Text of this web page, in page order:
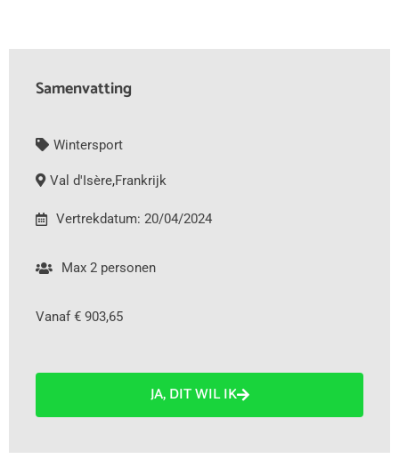
Samenvatting
Wintersport
Val d'Isère,Frankrijk
Vertrekdatum: 20/04/2024
Max 2 personen
Vanaf € 903,65
JA, DIT WIL IK